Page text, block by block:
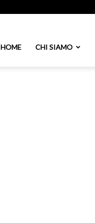
HOME CHI SIAMO